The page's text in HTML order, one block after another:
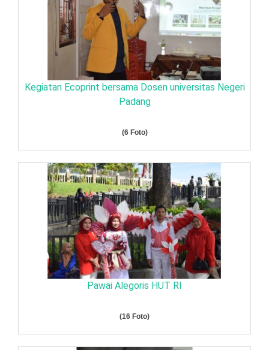
Kegiatan Ecoprint bersama Dosen universitas Negeri
Padang
(6 Foto)
Pawai Alegoris HUT RI
(16 Foto)